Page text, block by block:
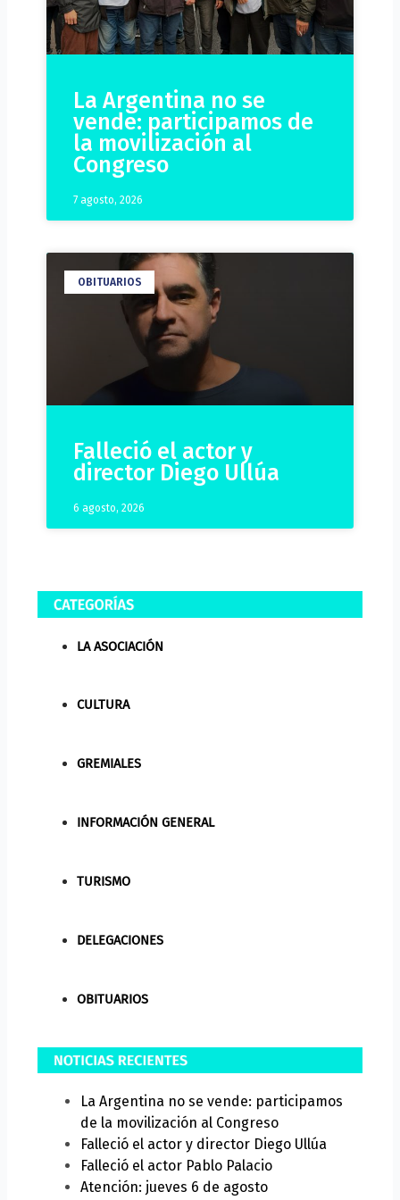
La Argentina no se
vende: participamos de
la movilización al
Congreso
7 agosto, 2026
OBITUARIOS
Falleció el actor y
director Diego Ullúa
6 agosto, 2026
LA ASOCIACIÓN
CULTURA
GREMIALES
INFORMACIÓN GENERAL
TURISMO
DELEGACIONES
OBITUARIOS
La Argentina no se vende: participamos
de la movilización al Congreso
Falleció el actor y director Diego Ullúa
Falleció el actor Pablo Palacio
Atención: jueves 6 de agosto